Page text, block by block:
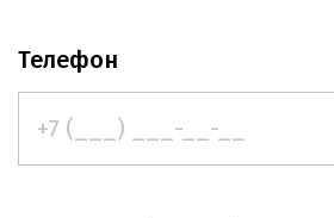
Телефон